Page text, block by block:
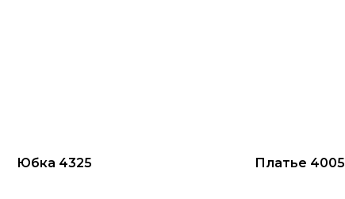
Юбка 4325 Платье 4005